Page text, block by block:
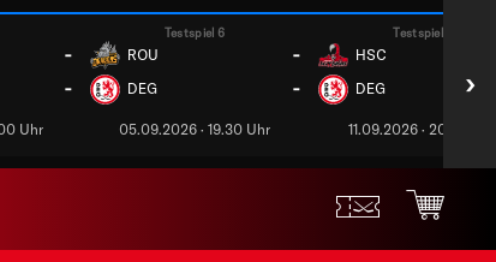
-
-
Uhr
Testspiel 6
ROU -
DEG -
05.09.2026 · 19.30 Uhr
Testspiel 7
HSC
DEG
11.09.2026 · 20.00 Uhr
›